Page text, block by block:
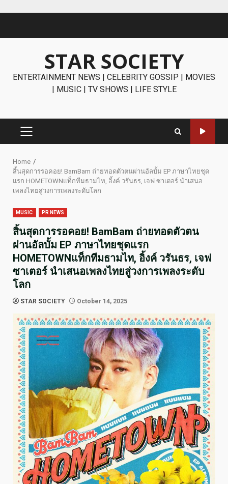
STAR SOCIETY
ENTERTAINMENT NEWS | CELEBRITY GOSSIP | MOVIES
| MUSIC | TV SHOWS | LIFE STYLE
PRIMARY
Home
สิ้นสุดการรอคอย! BamBam ถ่ายทอดตัวตนผ่านอัลบั้ม EP ภาษาไทยชุด
แรก HOMETOWNแท็กทีมธามไท, อิ้งค์ วรันธร, เจฟ ซาเตอร์ นำเสนอ
เพลงไทยสู่วงการเพลงระดับโลก
MUSIC PR NEWS
สิ้นสุดการรอคอย! BamBam ถ่ายทอดตัวตน
ผ่านอัลบั้ม EP ภาษาไทยชุดแรก
HOMETOWNแท็กทีมธามไท, อิ้งค์ วรันธร, เจฟ
ซาเตอร์ นำเสนอเพลงไทยสู่วงการเพลงระดับ
โลก
STAR SOCIETY October 14, 2025